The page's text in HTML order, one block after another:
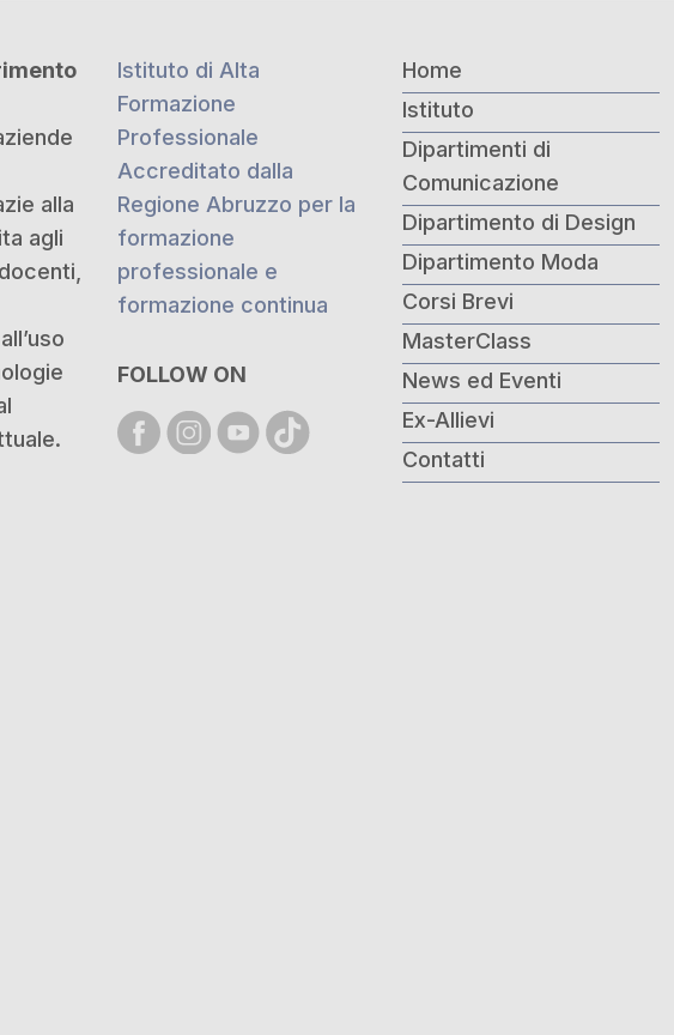
alla
agli
Istituto di Alta
Formazione
Professionale
Accreditato dalla
Regione Abruzzo per la
formazione
professionale e
formazione continua
FOLLOW ON
Home
Istituto
Dipartimenti di
Comunicazione
Dipartimento di Design
Dipartimento Moda
Corsi Brevi
MasterClass
News ed Eventi
Ex-Allievi
Contatti